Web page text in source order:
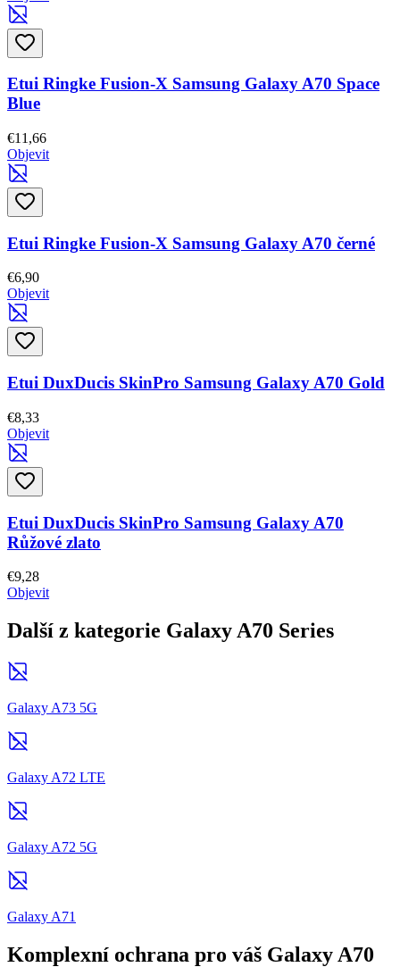
Etui Ringke Fusion-X Samsung Galaxy A70 Space
Blue
€11,66
Objevit
Etui Ringke Fusion-X Samsung Galaxy A70 černé
€6,90
Objevit
Etui DuxDucis SkinPro Samsung Galaxy A70 Gold
€8,33
Objevit
Etui DuxDucis SkinPro Samsung Galaxy A70
Růžové zlato
€9,28
Objevit
Další z kategorie Galaxy A70 Series
Galaxy A73 5G
Galaxy A72 LTE
Galaxy A72 5G
Galaxy A71
Komplexní ochrana pro váš Galaxy A70